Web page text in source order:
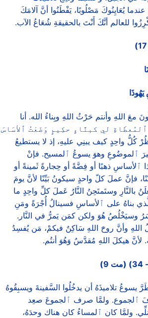
يُعَايِنُوكَ مَصْلُوبًا، يَفْطَنُوا أنَّ آلامَكَ
للعالم أنَّكَ أَنْتَ بالحقيقةِ شُعَاعُ الآب.
معَ اللهِ وأنتم حَرْثُ اللهِ وبِناءُ الله. أنا
لي كبنَّاءٍ حكِيمٍ وَضَعْتُ ﭐلأسَاسَ
كُلُّ واحِدٍ كيف يبنِي عليهِ، إذ لا يستطيعُ
ﭐلموضُوعِ وهوَ يسوعُ ﭐلمسيح. فإنْ
ﭐلأساسِ ذهبًا أو فِضَّةً أو حِجارةً ثَمينةً أو
فإنَّ عملَ كلّ واحدٍ سيكونُ بَيِّنًا لأنَّ يومَ
بالنَّارِ وستَمتَحِنُ النَّارُ عَملَ كلِّ واحِدٍ ما
بناهُ على ﭐلأساسِ فسينالُ أُجْرَةً ومَنِ
وسيَخْلُصُ هُوَ ولكن كمَن يَمرُّ في النَّار.
اللهِ وأنَّ روحَ اللهِ سَاكِنٌ فيكمْ، مَن يُفسِدُ
لأنَّ هيكلَ اللهِ مُقدَّسٌ وَهُوَ أنتُم.
تلاميذَهُ أن يدخُلُوا السَّفينةَ ويسبِقُوهُ
ﭐلجموع. ولمَّا صرف ﭐلجموعَ صعِد
ولمَّا كان ﭐلمساءُ كان هناك وحدَهُ،